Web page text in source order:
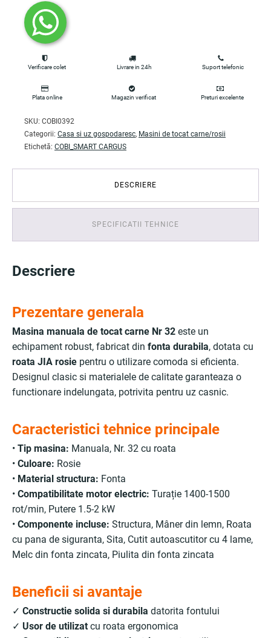
Verificare colet Livrare in 24h Suport telefonic
Plata online Magazin verificat Preturi excelente
SKU: COBI0392
Categorii: Casa si uz gospodaresc, Masini de tocat carne/rosii
Etichetă: COBI_SMART CARGUS
DESCRIERE
SPECIFICATII TEHNICE
Descriere
Prezentare generala
Masina manuala de tocat carne Nr 32 este un
echipament robust, fabricat din fonta durabila, dotata cu
roata JIA rosie pentru o utilizare comoda si eficienta.
Designul clasic si materialele de calitate garanteaza o
functionare indelungata, potrivita pentru uz casnic.
Caracteristici tehnice principale
• Tip masina: Manuala, Nr. 32 cu roata
• Culoare: Rosie
• Material structura: Fonta
• Compatibilitate motor electric: Turație 1400-1500
rot/min, Putere 1.5-2 kW
• Componente incluse: Structura, Mâner din lemn, Roata
cu pana de siguranta, Sita, Cutit autoascutitor cu 4 lame,
Melc din fonta zincata, Piulita din fonta zincata
Beneficii si avantaje
✓ Constructie solida si durabila datorita fontului
✓ Usor de utilizat cu roata ergonomica